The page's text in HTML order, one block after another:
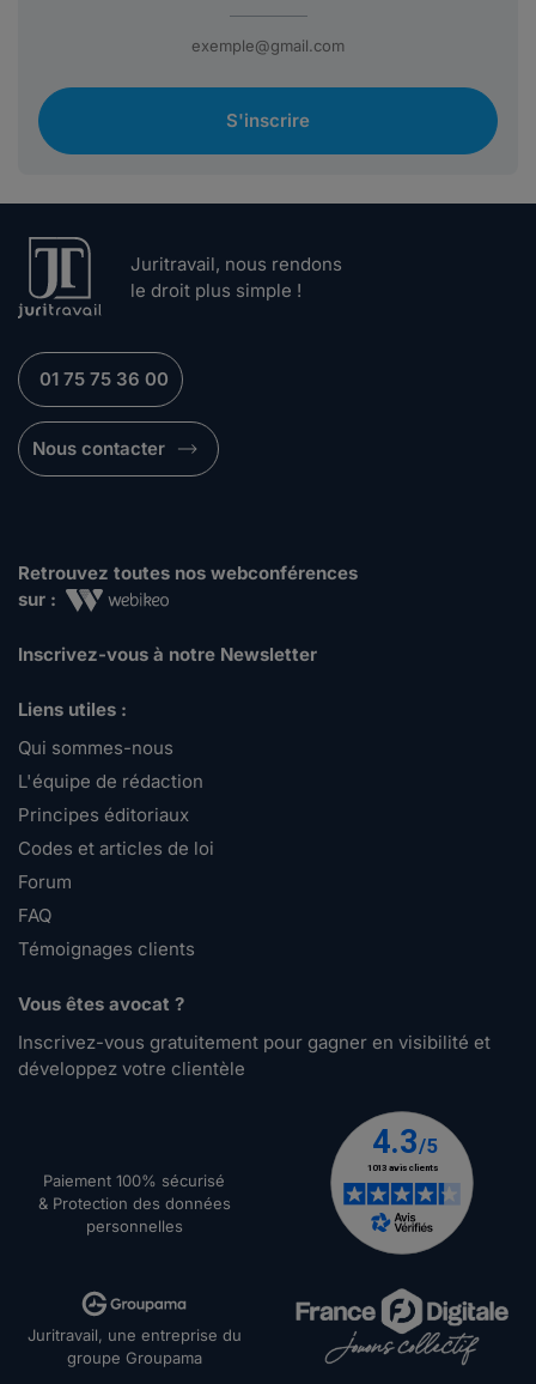
S'inscrire
Juritravail, nous rendons
le droit plus simple !
01 75 75 36 00
Nous contacter
Retrouvez toutes nos webconférences
sur :
Inscrivez-vous à notre Newsletter
Liens utiles :
Qui sommes-nous
L'équipe de rédaction
Principes éditoriaux
Codes et articles de loi
Forum
FAQ
Témoignages clients
Vous êtes avocat ?
Inscrivez-vous gratuitement pour gagner en visibilité et
développez votre clientèle
Paiement 100% sécurisé
& Protection des données
personnelles
Juritravail, une entreprise du
groupe Groupama